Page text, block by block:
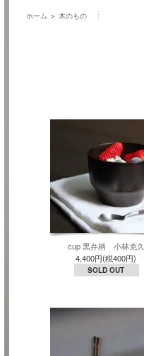
ホーム ＞ 木のもの
cup 黒弁柄 小林克久
4,400円(税400円)
SOLD OUT